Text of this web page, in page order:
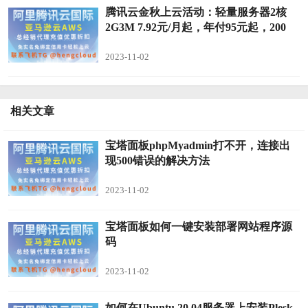
腾讯云金秋上云活动：轻量服务器2核
2G3M 7.92元/月起，年付95元起，200
2023-11-02
相关文章
宝塔面板phpMyadmin打不开，连接出
现500错误的解决方法
2023-11-02
宝塔面板如何一键安装部署网站程序源
码
2023-11-02